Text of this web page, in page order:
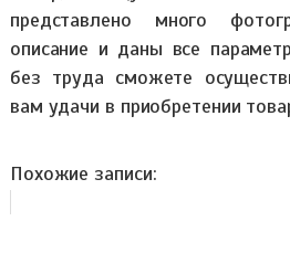
представлено много
описание и даны все
без труда сможете
вам удачи в приобретении
Похожие записи: